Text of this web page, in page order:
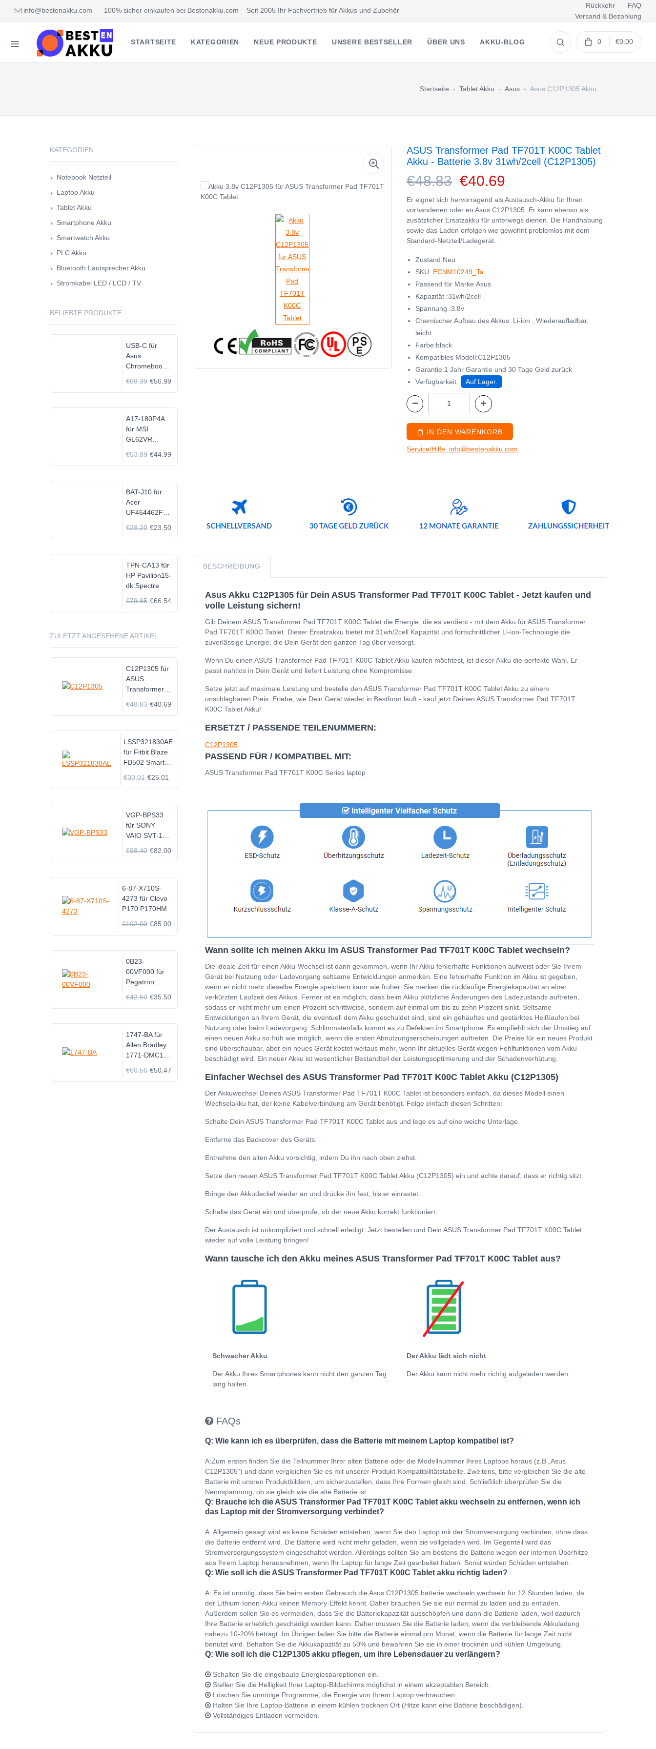
info@bestenakku.com 100% sicher einkaufen bei Bestenakku.com – Seit 2005 Ihr Fachvertrieb für Akkus und Zubehör
Rückkehr
FAQ
Versand & Bezahlung
STARTSEITE KATEGORIEN NEUE PRODUKTE UNSERE BESTSELLER ÜBER UNS AKKU-BLOG 0 €0.00
Startseite Tablet Akku Asus Asus C12P1305 Akku
ASUS Transformer Pad TF701T K00C Tablet
Akku - Batterie 3.8v 31wh/2cell (C12P1305)
€48.83€40.69
Er eignet sich hervorragend als Austausch-Akku für Ihren
vorhandenen oder en Asus C12P1305. Er kann ebenso als
zusätzlicher Ersatzakku für unterwegs dienen. Die Handhabung
sowie das Laden erfolgen wie gewohnt problemlos mit dem
Standard-Netzteil/Ladegerät.
Zustand:Neu
SKU: ECNM10249_Ta
Passend für Marke:Asus
Kapazität :31wh/2cell
Spannung :3.8v
Chemischer Aufbau des Akkus: Li-ion , Wiederaufladbar,
leicht
Farbe:black
Kompatibles Modell:C12P1305
Garantie:1 Jahr Garantie und 30 Tage Geld zurück
Verfügbarkeit:
Auf Lager.
IN DEN WARENKORB
Service/Hilfe :info@bestenakku.com
BESCHREIBUNG
Asus Akku C12P1305 für Dein ASUS Transformer Pad TF701T K00C Tablet - Jetzt kaufen und
volle Leistung sichern!
Gib Deinem ASUS Transformer Pad TF701T K00C Tablet die Energie, die es verdient - mit dem Akku für ASUS Transformer
Pad TF701T K00C Tablet. Dieser Ersatzakku bietet mit 31wh/2cell Kapazität und fortschrittlicher Li-ion-Technologie die
zuverlässige Energie, die Dein Gerät den ganzen Tag über versorgt.
Wenn Du einen ASUS Transformer Pad TF701T K00C Tablet Akku kaufen möchtest, ist dieser Akku die perfekte Wahl. Er
passt nahtlos in Dein Gerät und liefert Leistung ohne Kompromisse.
Setze jetzt auf maximale Leistung und bestelle den ASUS Transformer Pad TF701T K00C Tablet Akku zu einem
unschlagbaren Preis. Erlebe, wie Dein Gerät wieder in Bestform läuft - kauf jetzt Deinen ASUS Transformer Pad TF701T
K00C Tablet Akku!
ERSETZT / PASSENDE TEILENUMMERN:
C12P1305
PASSEND FÜR / KOMPATIBEL MIT:
ASUS Transformer Pad TF701T K00C Series laptop
Wann sollte ich meinen Akku im ASUS Transformer Pad TF701T K00C Tablet wechseln?
Die ideale Zeit für einen Akku-Wechsel ist dann gekommen, wenn Ihr Akku fehlerhafte Funktionen aufweist oder Sie Ihrem
Gerät bei Nutzung oder Ladevorgang seltsame Entwicklungen anmerken. Eine fehlerhafte Funktion im Akku ist gegeben,
wenn er nicht mehr dieselbe Energie speichern kann wie früher. Sie merken die rückläufige Energiekapazität an einer
verkürzten Laufzeit des Akkus. Ferner ist es möglich, dass beim Akku plötzliche Änderungen des Ladezustands auftreten,
sodass er nicht mehr um einen Prozent schrittweise, sondern auf einmal um bis zu zehn Prozent sinkt. Seltsame
Entwicklungen an Ihrem Gerät, die eventuell dem Akku geschuldet sind, sind ein gehäuftes und gestärktes Heißlaufen bei
Nutzung oder beim Ladevorgang. Schlimmstenfalls kommt es zu Defekten im Smartphone. Es empfiehlt sich der Umstieg auf
einen neuen Akku so früh wie möglich, wenn die ersten Abnutzungserscheinungen auftreten. Die Preise für ein neues Produkt
sind überschaubar, aber ein neues Gerät kostet weitaus mehr, wenn Ihr aktuelles Gerät wegen Fehlfunktionen vom Akku
beschädigt wird. Ein neuer Akku ist wesentlicher Bestandteil der Leistungsoptimierung und der Schadenverhütung.
Einfacher Wechsel des ASUS Transformer Pad TF701T K00C Tablet Akku (C12P1305)
Der Akkuwechsel Deines ASUS Transformer Pad TF701T K00C Tablet ist besonders einfach, da dieses Modell einen
Wechselakku hat, der keine Kabelverbindung am Gerät benötigt. Folge einfach diesen Schritten:
Schalte Dein ASUS Transformer Pad TF701T K00C Tablet aus und lege es auf eine weiche Unterlage.
Entferne das Backcover des Geräts.
Entnehme den alten Akku vorsichtig, indem Du ihn nach oben ziehst.
Setze den neuen ASUS Transformer Pad TF701T K00C Tablet Akku (C12P1305) ein und achte darauf, dass er richtig sitzt.
Bringe den Akkudeckel wieder an und drücke ihn fest, bis er einrastet.
Schalte das Gerät ein und überprüfe, ob der neue Akku korrekt funktioniert.
Der Austausch ist unkompliziert und schnell erledigt. Jetzt bestellen und Dein ASUS Transformer Pad TF701T K00C Tablet
wieder auf volle Leistung bringen!
Wann tausche ich den Akku meines ASUS Transformer Pad TF701T K00C Tablet aus?
Schwacher Akku
Der Akku Ihres Smartphones kann nicht den ganzen Tag
lang halten.
Der Akku lädt sich nicht
Der Akku kann nicht mehr richtig aufgeladen werden.
FAQs
Q: Wie kann ich es überprüfen, dass die Batterie mit meinem Laptop kompatibel ist?
A:Zum ersten finden Sie die Teilnummer Ihrer alten Batterie oder die Modellnummer Ihres Laptops heraus (z.B „Asus
C12P1305“) und dann vergleichen Sie es mit unserer Produkt-Kompatibilitätstabelle. Zweitens, bitte vergleichen Sie die alte
Batterie mit unsren Produktbildern, um sicherzustellen, dass Ihre Formen gleich sind. Schließlich überprüfen Sie die
Nennspannung, ob sie gleich wie die alte Batterie ist.
Q: Brauche ich die ASUS Transformer Pad TF701T K00C Tablet akku wechseln zu entfernen, wenn ich
das Laptop mit der Stromversorgung verbindet?
A: Allgemein gesagt wird es keine Schäden entstehen, wenn Sie den Laptop mit der Stromversorgung verbinden, ohne dass
die Batterie entfernt wird. Die Batterie wird nicht mehr geladen, wenn sie vollgeladen wird. Im Gegenteil wird das
Stromversorgungssystem eingeschaltet werden. Allerdings sollten Sie am bestens die Batterie wegen der internen Überhitze
aus Ihrem Laptop herausnehmen, wenn Ihr Laptop für lange Zeit gearbeitet haben. Sonst würden Schäden entstehen.
Q: Wie soll ich die ASUS Transformer Pad TF701T K00C Tablet akku richtig laden?
A: Es ist unnötig, dass Sie beim ersten Gebrauch die Asus C12P1305 batterie wechseln wechseln für 12 Stunden laden, da
der Lithium-Ionen-Akku keinen Memory-Effekt kennt. Daher brauchen Sie sie nur normal zu laden und zu entladen.
Außerdem sollen Sie es vermeiden, dass Sie die Batteriekapazität ausschöpfen und dann die Batterie laden, weil dadurch
Ihre Batterie erheblich geschädigt werden kann. Daher müssen Sie die Batterie laden, wenn die verbleibende Akkuladung
nahezu 10-20% beträgt. Im Übrigen laden Sie bitte die Batterie einmal pro Monat, wenn die Batterie für lange Zeit nicht
benutzt wird. Behalten Sie die Akkukapazität zu 50% und bewahren Sie sie in einer trocknen und kühlen Umgebung.
Q: Wie soll ich die C12P1305 akku pflegen, um ihre Lebensdauer zu verlängern?
Schalten Sie die eingebaute Energiesparoptionen ein.
Stellen Sie die Helligkeit Ihrer Laptop-Bildschirms möglichst in einem akzeptablen Bereich.
Löschen Sie unnötige Programme, die Energie von Ihrem Laptop verbrauchen.
Halten Sie Ihre Laptop-Batterie in einem kühlen trocknen Ort (Hitze kann eine Batterie beschädigen).
Vollständiges Entladen vermeiden.
KATEGORIEN
Notebook Netzteil
Laptop Akku
Tablet Akku
Smartphone Akku
Smartwatch Akku
PLC Akku
Bluetooth Lautsprecher Akku
Stromkabel LED / LCD / TV
BELIEBTE PRODUKTE
USB-C für
Asus
Chromebook
€68.39 €56.99
A17-180P4A
für MSI
GL62VR
€53.99 €44.99
BAT-J10 für
Acer
UF464462F
€28.20 €23.50
TPN-CA13 für
HP Pavilion15-
dk Spectre
€79.85 €66.54
ZULETZT ANGESEHENE ARTIKEL
C12P1305 für
ASUS
Transformer
€48.83 €40.69
LSSP321830AE
für Fitbit Blaze
FB502 Smart
€30.01 €25.01
VGP-BPS33
für SONY
VAIO SVT-14
Ultrabooks
€98.40 €82.00
6-87-X710S-
4273 für Clevo
P170 P170HM
€102.00 €85.00
0B23-
00VF000 für
Pegatron
€42.60 €35.50
1747-BA für
Allen Bradley
1771-DMC1
€60.56 €50.47